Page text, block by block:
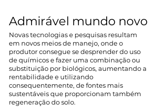
Admirável mundo novo
Novas tecnologias e pesquisas resultam
em novos meios de manejo, onde o
produtor consegue se desprender do uso
de químicos e fazer uma combinação ou
substituição por biológicos, aumentando a
rentabilidade e utilizando
consequentemente, de fontes mais
sustentáveis que proporcionam também
regeneração do solo.